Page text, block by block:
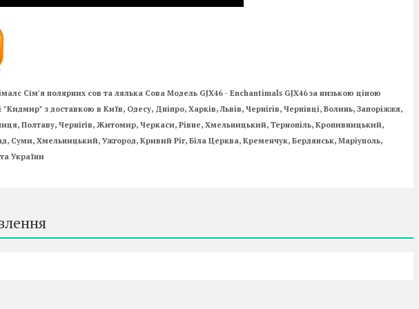
Сім'я полярних сов та лялька Сова Модель GJX46 - Enchantimals GJX46 за низькою ціною
з доставкою в Київ, Одесу, Дніпро, Харків, Львів, Чернігів, Чернівці, Волинь, Запоріжжя,
Полтаву, Чернігів, Житомир, Черкаси, Рівне, Хмельницький, Тернопіль, Кропивницький,
Суми, Хмельницький, Ужгород, Кривий Ріг, Біла Церква, Кременчук, Бердянськ, Маріуполь,
України